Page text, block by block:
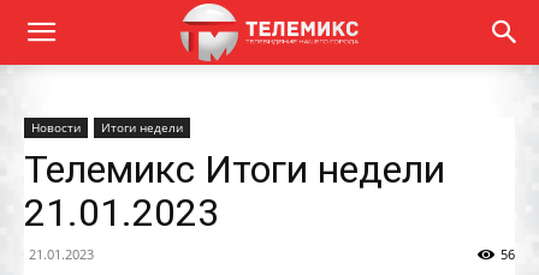
Новости Итоги недели
Телемикс Итоги недели
21.01.2023
21.01.2023 56